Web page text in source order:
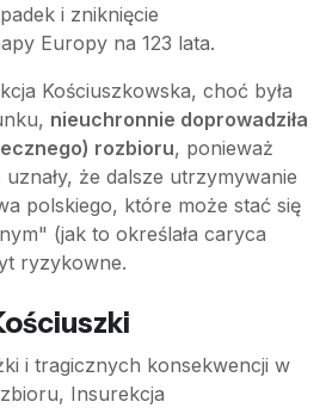
i zniknięcie
Europy na 123 lata.
Kościuszkowska, choć była
nieuchronnie doprowadziła
rozbioru, ponieważ
że dalsze utrzymywanie
polskiego, które może stać się
(jak to określała caryca
ryzykowne.
i tragicznych konsekwencji w
Insurekcja